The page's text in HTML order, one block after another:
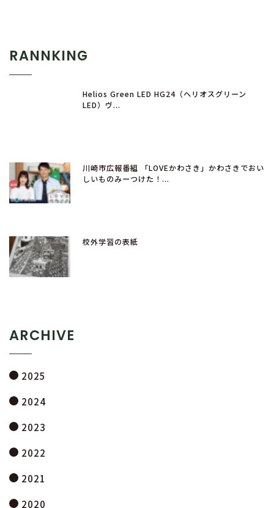
RANNKING
Helios Green LED HG24（ヘリオスグリーン
LED）ヴ...
川崎市広報番組 「LOVEかわさき」かわさきでおい
しいものみーつけた！...
校外学習の表紙
ARCHIVE
2025
2024
2023
2022
2021
2020